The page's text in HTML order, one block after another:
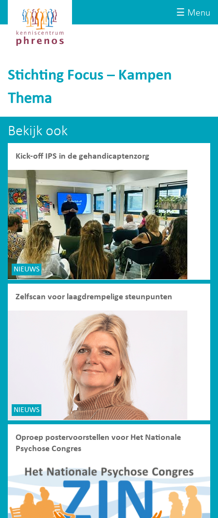
☰ Menu
Kenniscentrum
Phrenos
website
Stichting Focus – Kampen
Thema
Bekijk ook
Kick-off IPS in de gehandicaptenzorg
NIEUWS
Zelfscan voor laagdrempelige steunpunten
NIEUWS
Oproep postervoorstellen voor Het Nationale
Psychose Congres